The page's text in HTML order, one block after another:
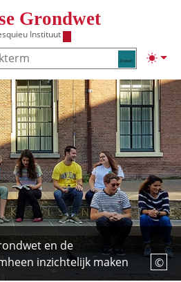
Grondwet
Instituut
Zoeken
en de
inzichtelijkmaken ©